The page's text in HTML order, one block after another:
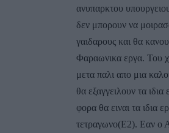
ανυπαρκτου
δεν μπορουν να
γαιδαρους και θα
Φαραωνικα εργα. Του
μετα παλι απο μια
θα εξαγγειλουν τα
φορα θα ειναι τα ιδια
τετραγωνο(Ε2). Εαν ο